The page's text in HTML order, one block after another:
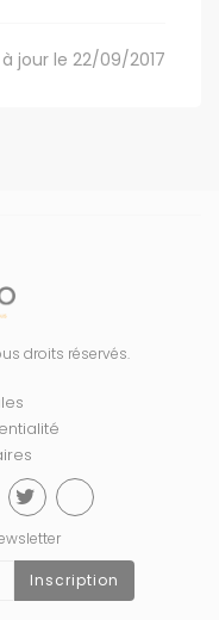
jour le 22/09/2017
droits réservés.
Inscription